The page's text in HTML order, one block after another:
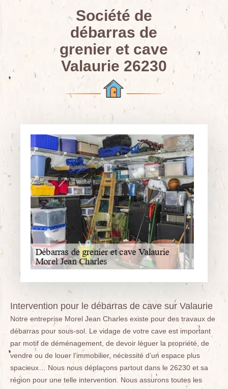
Société de
débarras de
grenier et cave
Valaurie 26230
Intervention pour le débarras de cave sur Valaurie
Notre entreprise Morel Jean Charles existe pour des travaux de
débarras pour sous-sol. Le vidage de votre cave est important
par motif de déménagement, de devoir léguer la propriété, de
vendre ou de louer l’immobilier, nécessité d’un espace plus
spacieux… Nous nous déplaçons partout dans le 26230 et sa
région pour une telle intervention. Nous assurons toutes les